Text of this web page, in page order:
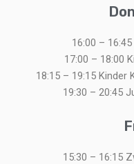
16:00 –
17:00 – 18:00
18:15 – 19:15 Kinder
19:30 – 20:45
15:30 – 16:15